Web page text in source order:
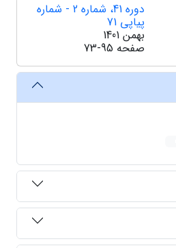
دوره 41، شماره 2 - شماره
پیاپی 71
بهمن 1401
صفحه 73-95